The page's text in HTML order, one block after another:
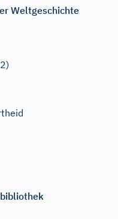
Weltgeschichte